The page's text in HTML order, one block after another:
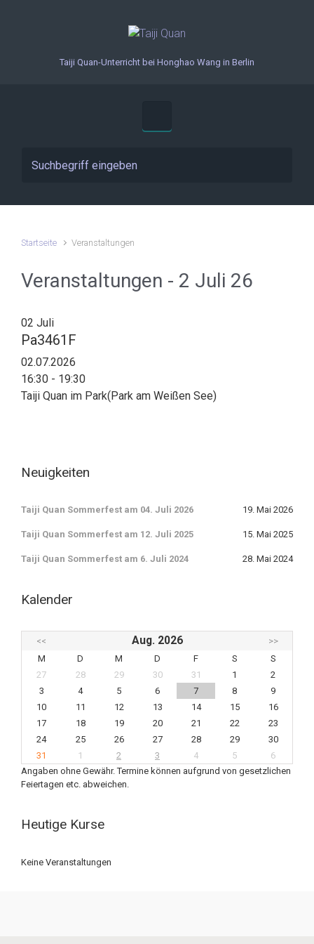
Taiji Quan-Unterricht bei Honghao Wang in Berlin
Startseite Veranstaltungen
Veranstaltungen - 2 Juli 26
02 Juli
Pa3461F
02.07.2026
16:30 - 19:30
Taiji Quan im Park(Park am Weißen See)
Neuigkeiten
Taiji Quan Sommerfest am 04. Juli 2026 19. Mai 2026
Taiji Quan Sommerfest am 12. Juli 2025 15. Mai 2025
Taiji Quan Sommerfest am 6. Juli 2024 28. Mai 2024
Kalender
<< Aug. 2026
>>
M
D M D F S
S
27
28 29 30 31 1
2
3
4 5 6 7 8
9
10
11 12 13 14 15
16
17
18 19 20 21 22
23
24
25 26 27 28 29
30
31
1 2 3 4 5
6
Angaben ohne Gewähr. Termine können aufgrund von gesetzlichen
Feiertagen etc. abweichen.
Heutige Kurse
Keine Veranstaltungen